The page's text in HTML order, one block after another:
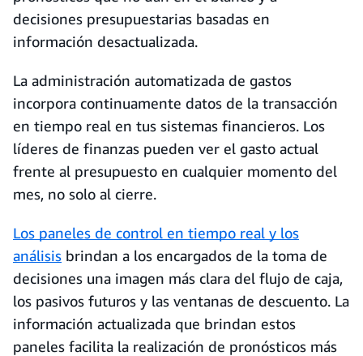
decisiones presupuestarias basadas en
información desactualizada.
La administración automatizada de gastos
incorpora continuamente datos de la transacción
en tiempo real en tus sistemas financieros. Los
líderes de finanzas pueden ver el gasto actual
frente al presupuesto en cualquier momento del
mes, no solo al cierre.
Los paneles de control en tiempo real y los
análisis brindan a los encargados de la toma de
decisiones una imagen más clara del flujo de caja,
los pasivos futuros y las ventanas de descuento. La
información actualizada que brindan estos
paneles facilita la realización de pronósticos más